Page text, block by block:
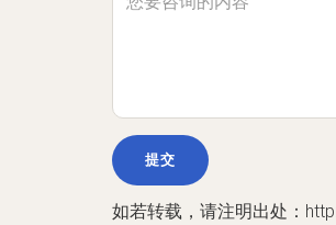
如若转载，请注明出处：